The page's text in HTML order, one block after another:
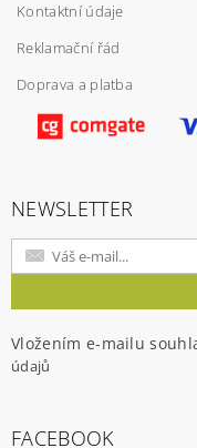
Vložením
ochrany osobních
Kontaktní údaje
Reklamační řád
Doprava a platba
NEWSLETTER
Vložením e-mailu
údajů
FACEBOOK